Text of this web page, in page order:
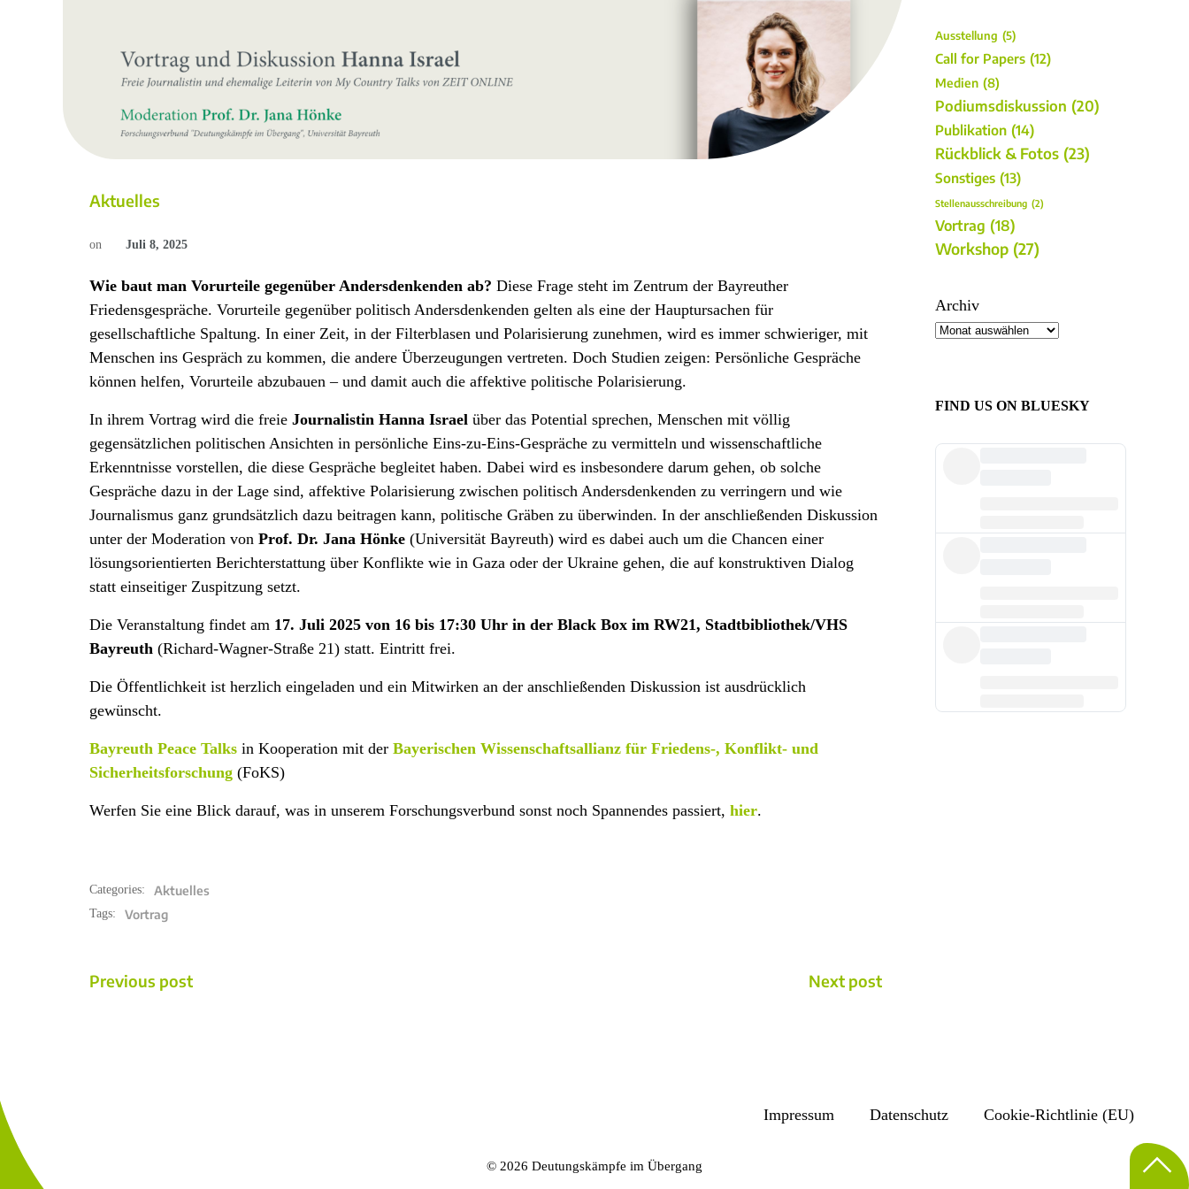
Aktuelles
on Juli 8, 2025
Wie baut man Vorurteile gegenüber Andersdenkenden ab? Diese Frage steht im Zentrum der Bayreuther
Friedensgespräche. Vorurteile gegenüber politisch Andersdenkenden gelten als eine der Hauptursachen für
gesellschaftliche Spaltung. In einer Zeit, in der Filterblasen und Polarisierung zunehmen, wird es immer schwieriger, mit
Menschen ins Gespräch zu kommen, die andere Überzeugungen vertreten. Doch Studien zeigen: Persönliche Gespräche
können helfen, Vorurteile abzubauen – und damit auch die affektive politische Polarisierung.
In ihrem Vortrag wird die freie Journalistin Hanna Israel über das Potential sprechen, Menschen mit völlig
gegensätzlichen politischen Ansichten in persönliche Eins-zu-Eins-Gespräche zu vermitteln und wissenschaftliche
Erkenntnisse vorstellen, die diese Gespräche begleitet haben. Dabei wird es insbesondere darum gehen, ob solche
Gespräche dazu in der Lage sind, affektive Polarisierung zwischen politisch Andersdenkenden zu verringern und wie
Journalismus ganz grundsätzlich dazu beitragen kann, politische Gräben zu überwinden. In der anschließenden Diskussion
unter der Moderation von Prof. Dr. Jana Hönke (Universität Bayreuth) wird es dabei auch um die Chancen einer
lösungsorientierten Berichterstattung über Konflikte wie in Gaza oder der Ukraine gehen, die auf konstruktiven Dialog
statt einseitiger Zuspitzung setzt.
Die Veranstaltung findet am 17. Juli 2025 von 16 bis 17:30 Uhr in der Black Box im RW21, Stadtbibliothek/VHS
Bayreuth (Richard-Wagner-Straße 21) statt. Eintritt frei.
Die Öffentlichkeit ist herzlich eingeladen und ein Mitwirken an der anschließenden Diskussion ist ausdrücklich
gewünscht.
Bayreuth Peace Talks in Kooperation mit der Bayerischen Wissenschaftsallianz für Friedens-, Konflikt- und
Sicherheitsforschung (FoKS)
Werfen Sie eine Blick darauf, was in unserem Forschungsverbund sonst noch Spannendes passiert, hier.
Categories: Aktuelles
Tags: Vortrag
POST
Previous post Next post
Ausstellung (5)
Call for Papers (12)
Medien (8)
Podiumsdiskussion (20)
Publikation (14)
Rückblick & Fotos (23)
Sonstiges (13)
Stellenausschreibung (2)
Vortrag (18)
Workshop (27)
Archiv
FIND US ON BLUESKY
Impressum Datenschutz Cookie-Richtlinie (EU)
© 2026 Deutungskämpfe im Übergang